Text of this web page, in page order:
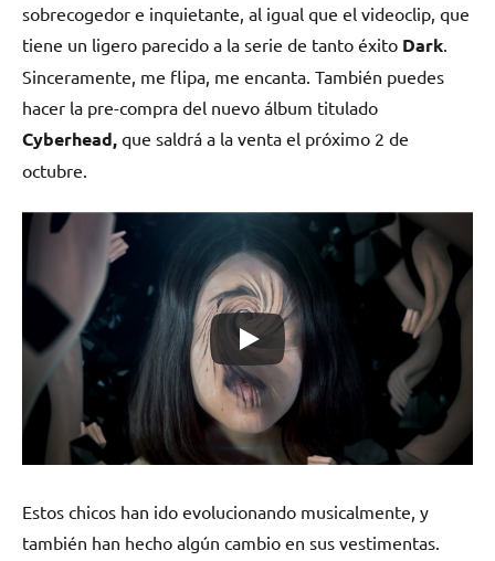
sobrecogedor e inquietante, al igual que el videoclip, que
tiene un ligero parecido a la serie de tanto éxito Dark
Sinceramente, me flipa, me encanta. También puedes
hacer la pre-compra del nuevo álbum titulado
Cyberhead, que saldrá a la venta el próximo 2 de
octubre.
Estos chicos han ido evolucionando musicalmente, y
también han hecho algún cambio en sus vestimentas.